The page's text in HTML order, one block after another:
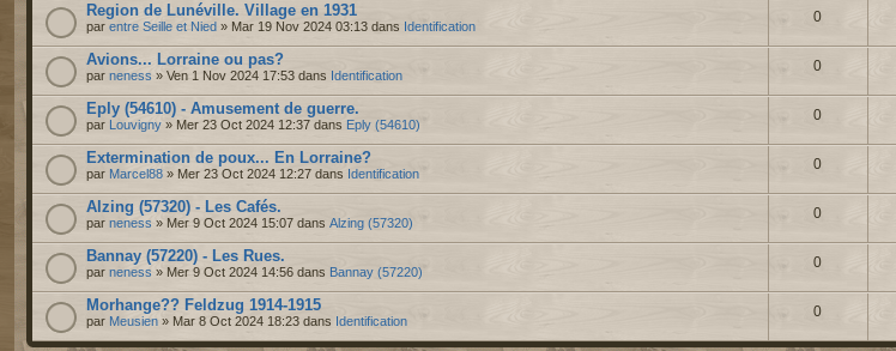
Region de Lunéville. Village en 1931
par entre Seille et Nied » Mar 19 Nov 2024 03:13 dans Identification
0
Avions... Lorraine ou pas?
par neness » Ven 1 Nov 2024 17:53 dans Identification
0
Eply (54610) - Amusement de guerre.
par Louvigny » Mer 23 Oct 2024 12:37 dans Eply (54610)
0
Extermination de poux... En Lorraine?
par Marcel88 » Mer 23 Oct 2024 12:27 dans Identification
0
Alzing (57320) - Les Cafés.
par neness » Mer 9 Oct 2024 15:07 dans Alzing (57320)
0
Bannay (57220) - Les Rues.
par neness » Mer 9 Oct 2024 14:56 dans Bannay (57220)
0
Morhange?? Feldzug 1914-1915
par Meusien » Mar 8 Oct 2024 18:23 dans Identification
0